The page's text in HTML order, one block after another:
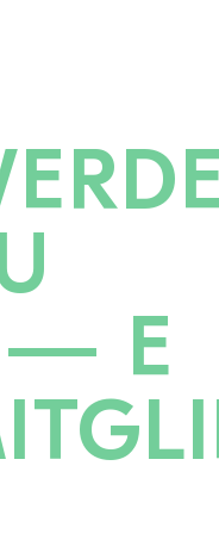
— E